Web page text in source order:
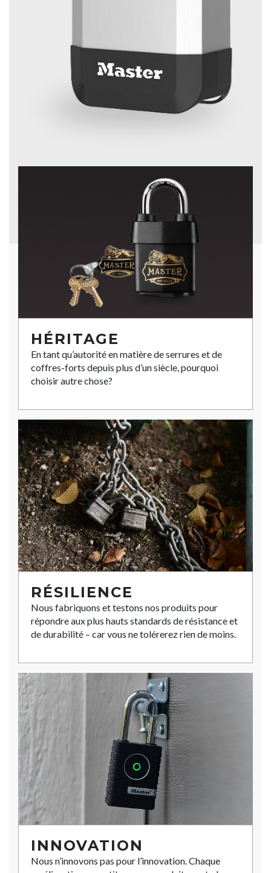
HÉRITAGE
En tant qu’autorité en matière de serrures et de
coffres-forts depuis plus d’un siècle, pourquoi
choisir autre chose?
RÉSILIENCE
Nous fabriquons et testons nos produits pour
répondre aux plus hauts standards de résistance et
de durabilité – car vous ne tolérerez rien de moins.
INNOVATION
Nous n’innovons pas pour l’innovation. Chaque